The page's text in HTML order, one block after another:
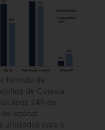
fórmula de
de Cotesia
após 24h de
açúcar
utilizados para o